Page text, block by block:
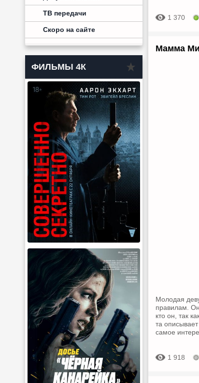
ТВ передачи
Скоро на сайте
ФИЛЬМЫ 4К
1 370
Мамма
Молодая
правилам.
кто он, так
та
самое
1 918